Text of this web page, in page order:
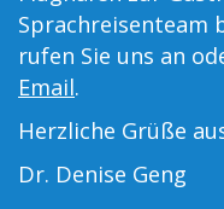
Sprachreisenteam
rufen Sie uns an
Email.
Herzliche Grüße
Dr. Denise Geng